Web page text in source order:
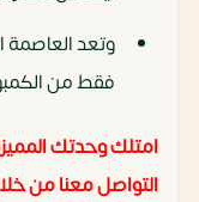
وتعد العاصمة
فقط من
امتلك وحدتك
التواصل معنا من